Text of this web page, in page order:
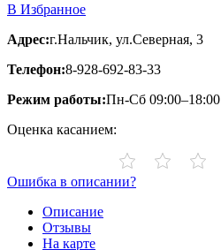
В Избранное
Адрес:г.Нальчик, ул.Северная, 3
Телефон:8-928-692-83-33
Режим работы:Пн-Сб 09:00–18:00
Оценка касанием:
Ошибка в описании?
Описание
Отзывы
На карте